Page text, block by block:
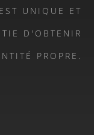
UNIQUE ET
D'OBTENIR
PROPRE.